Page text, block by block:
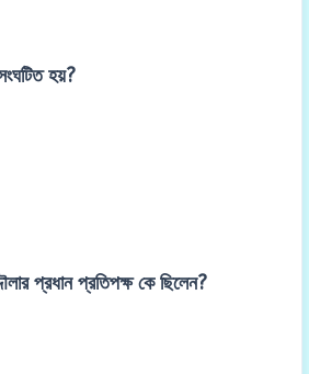
হয়?
প্রধান প্রতিপক্ষ কে ছিলেন?